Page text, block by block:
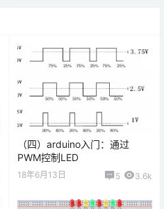
（四）arduino入门：通过
PWM控制LED
18年6月13日 5 3.6k